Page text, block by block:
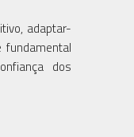
adaptar-
dos